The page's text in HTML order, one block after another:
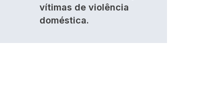
vítimas de violência
doméstica.